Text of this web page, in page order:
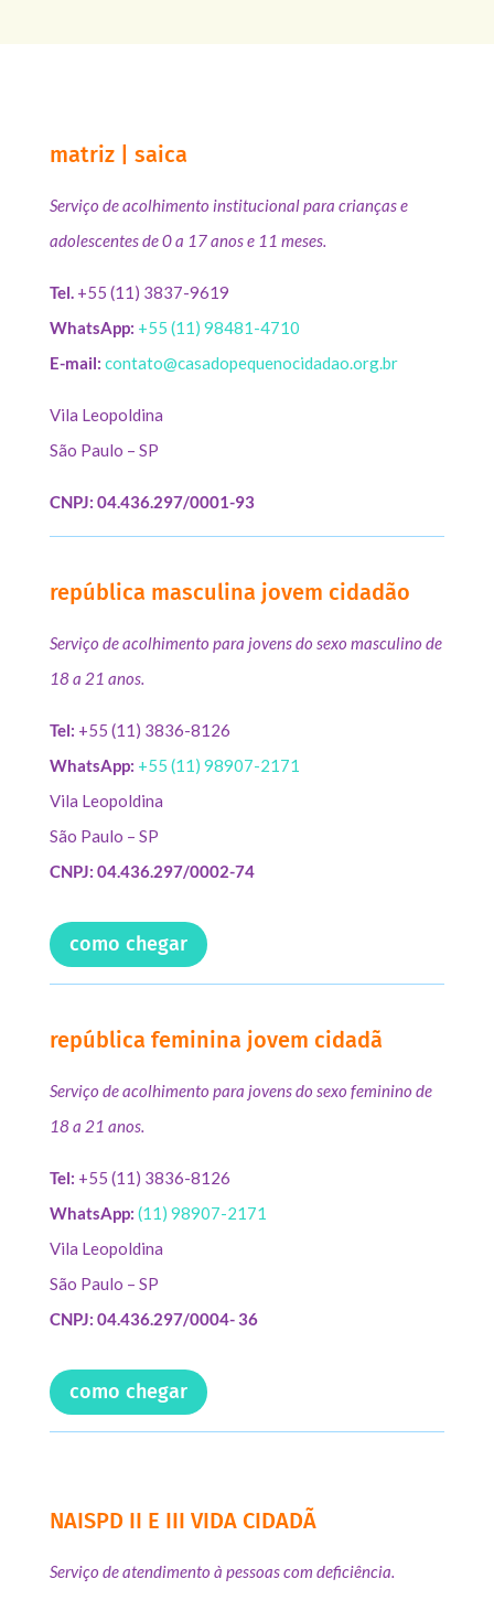
matriz | saica
Serviço de acolhimento institucional para crianças e
adolescentes de 0 a 17 anos e 11 meses.
Tel.+55 (11) 3837-9619
WhatsApp: +55 (11) 98481-4710
E-mail: contato@casadopequenocidadao.org.br
Vila Leopoldina
São Paulo – SP
CNPJ: 04.436.297/0001-93
república masculina jovem cidadão
Serviço de acolhimento para jovens do sexo masculino de
18 a 21 anos.
Tel: +55 (11) 3836-8126
WhatsApp: +55 (11) 98907-2171
Vila Leopoldina
São Paulo – SP
CNPJ: 04.436.297/0002-74
como chegar
república feminina jovem cidadã
Serviço de acolhimento para jovens do sexo feminino de
18 a 21 anos.
Tel: +55 (11) 3836-8126
WhatsApp: (11) 98907-2171
Vila Leopoldina
São Paulo – SP
CNPJ: 04.436.297/0004- 36
como chegar
NAISPD II E III VIDA CIDADÃ
Serviço de atendimento à pessoas com deficiência.